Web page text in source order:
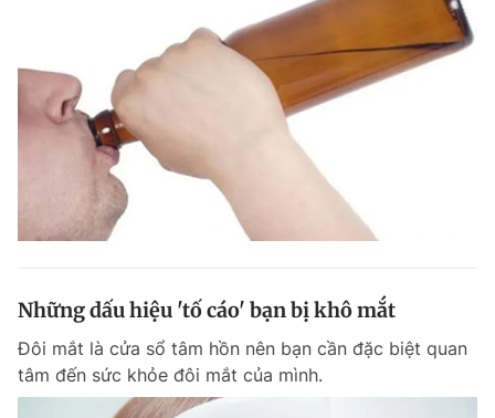
Những dấu hiệu 'tố cáo' bạn bị khô mắt
Đôi mắt là cửa sổ tâm hồn nên bạn cần đặc biệt quan
tâm đến sức khỏe đôi mắt của mình.